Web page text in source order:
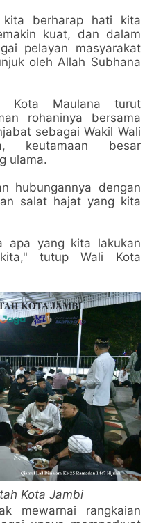
kita berharap hati kita
kuat, dan dalam
pelayan masyarakat
oleh Allah Subhana
Kota Maulana turut
rohaninya bersama
sebagai Wakil Wali
keutamaan besar
ulama.
hubungannya dengan
salat hajat yang kita
apa yang kita lakukan
tutup Wali Kota
Kota Jambi
mewarnai rangkaian